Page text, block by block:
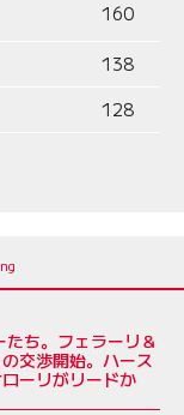
160
138
128
ち。フェラーリ＆
交渉開始。ハース
ーリがリードか